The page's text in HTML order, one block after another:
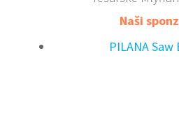
Naši
PILANA Saw